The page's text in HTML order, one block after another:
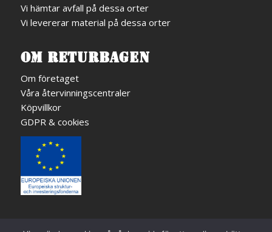
Vi hämtar avfall på dessa orter
Vi levererar material på dessa orter
OM RETURBAGEN
Om företaget
Våra återvinningscentraler
Köpvillkor
GDPR & cookies